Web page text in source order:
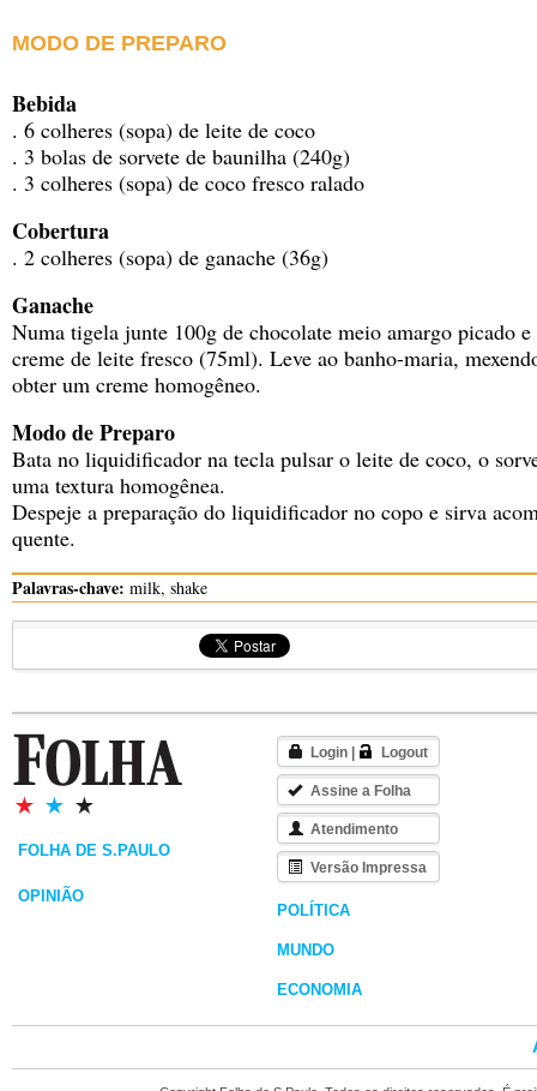
MODO DE PREPARO
Bebida
. 6 colheres (sopa) de leite de coco
. 3 bolas de sorvete de baunilha (240g)
. 3 colheres (sopa) de coco fresco ralado
Cobertura
. 2 colheres (sopa) de ganache (36g)
Ganache
Numa tigela junte 100g de chocolate meio amargo picado
creme de leite fresco (75ml). Leve ao banho-maria,
obter um creme homogêneo.
Modo de Preparo
Bata no liquidificador na tecla pulsar o leite de coco, o
uma textura homogênea.
Despeje a preparação do liquidificador no copo e sirva
quente.
Palavras-chave: milk, shake
FOLHA DE S.PAULO
OPINIÃO
Login Logout
Assine a Folha
Atendimento
Versão Impressa
POLÍTICA
MUNDO
ECONOMIA